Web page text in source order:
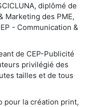
diplômé de
Marketing des PME,
- Communication &
de CEP-Publicité
privilégié des
tailles et de tous
pour la création print,